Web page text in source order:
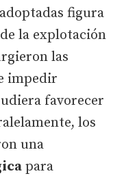
figura
la explotación
las
impedir
favorecer
los
una
para